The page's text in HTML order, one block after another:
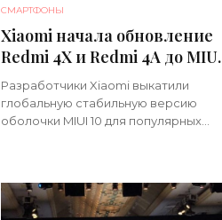
СМАРТФОНЫ
Xiaomi начала обновление
Redmi 4X и Redmi 4A до MIUI
10 Global Stable -
«Смартфоны»
Разработчики Xiaomi выкатили
глобальную стабильную версию
оболочки MIUI 10 для популярных